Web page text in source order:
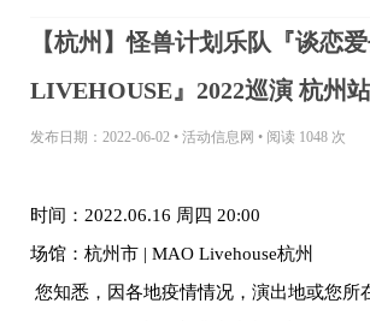
【杭州】怪兽计划乐队『谈恋
LIVEHOUSE』2022巡演 杭州站
发布日期：2022-06-02 • 活动信息网 • 阅读 1048 次
时间：2022.06.16 周四 20:00
场馆：杭州市 | MAO Livehouse杭州
您知悉，因各地疫情情况，演出地或您所